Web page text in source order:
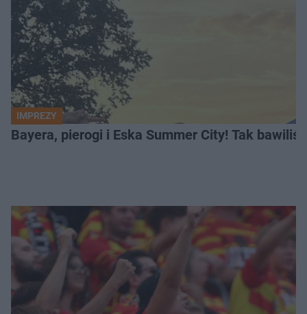
IMPREZY
Bayera, pierogi i Eska Summer City! Tak